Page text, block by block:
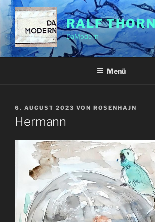
Zum
Inhalt
springen
RALF THORN
DaModern
Menü
VERÖFFENTLICHT
AM
6. AUGUST 2023 VON ROSENHAJN
Hermann